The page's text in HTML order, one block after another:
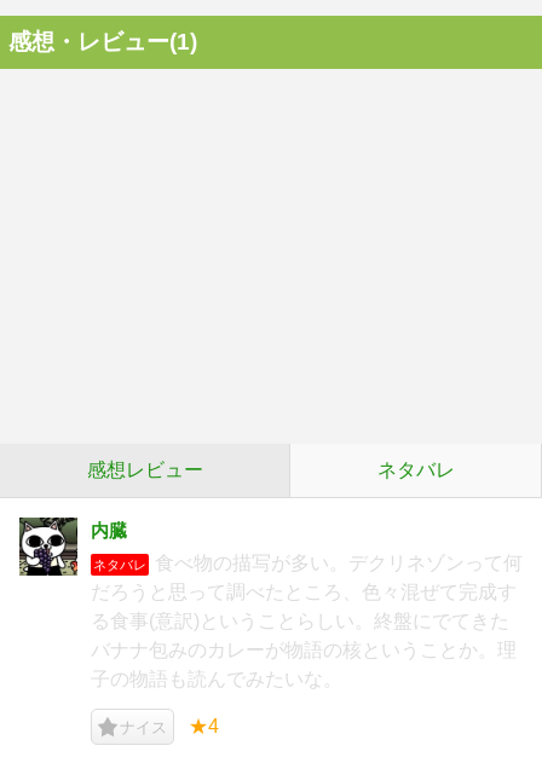
感想・レビュー(1)
感想レビュー ネタバレ
内臓
ネタバレ
食べ物の描写が多い。デクリネゾンって何
だろうと思って調べたところ、色々混ぜて完成す
る食事(意訳)ということらしい。終盤にでてきた
バナナ包みのカレーが物語の核ということか。理
子の物語も読んでみたいな。
ナイス ★4